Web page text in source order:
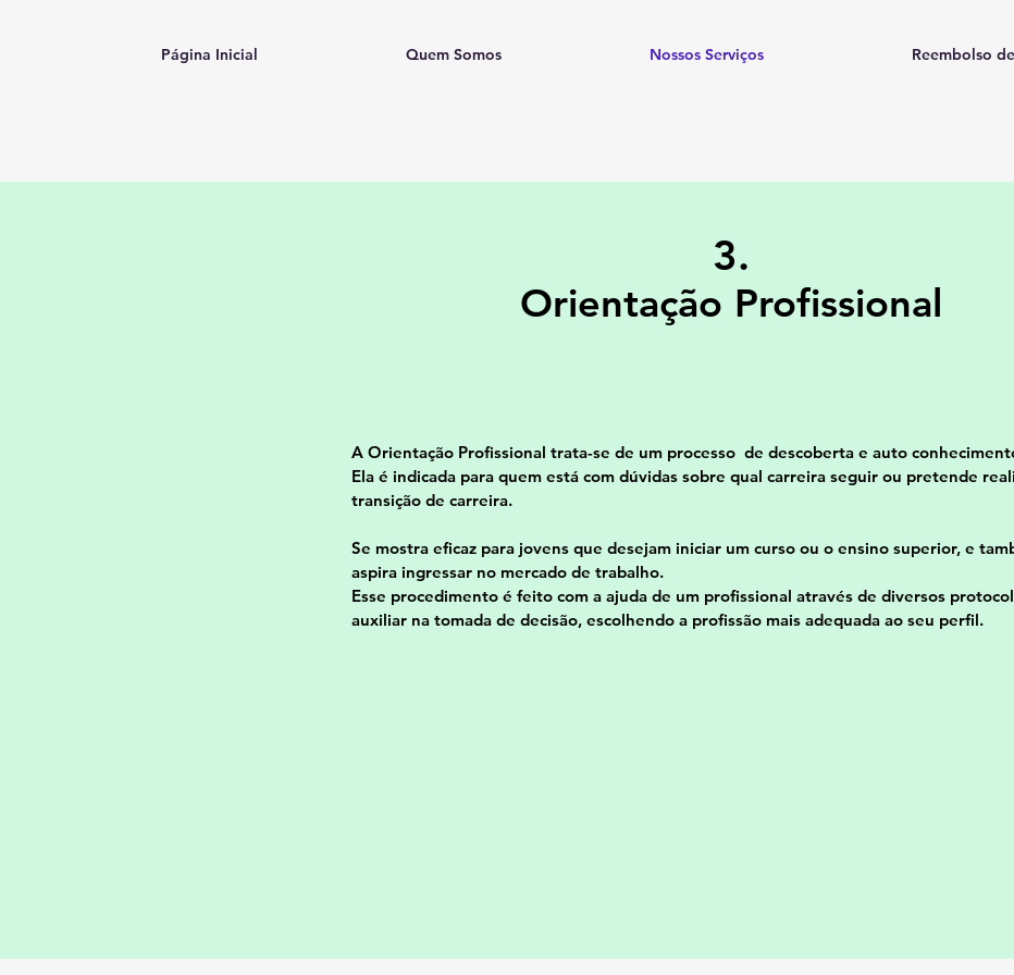
Página Inicial Quem Somos Nossos Serviços Reembolso
3.
Orientação Profissional
A Orientação Profissional trata-se de um processo de descoberta e auto
Ela é indicada para quem está com dúvidas sobre qual carreira seguir ou pretende
transição de carreira.
Se mostra eficaz para jovens que desejam iniciar um curso ou o ensino superior, e
aspira ingressar no mercado de trabalho.
Esse procedimento é feito com a ajuda de um profissional através de diversos
auxiliar na tomada de decisão, escolhendo a profissão mais adequada ao seu perfil.